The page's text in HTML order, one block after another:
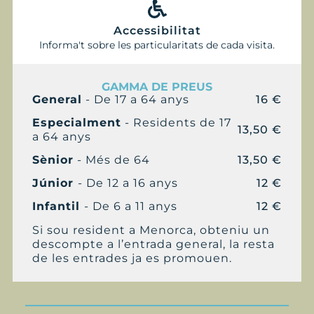
Accessibilitat
Informa't sobre les particularitats de cada visita.
GAMMA DE PREUS
General - De 17 a 64 anys
16 €
Especialment - Residents de 17
a 64 anys
13,50 €
Sènior - Més de 64
13,50 €
Júnior - De 12 a 16 anys
12 €
Infantil - De 6 a 11 anys
12 €
Si sou resident a Menorca, obteniu un
descompte a l’entrada general, la resta
de les entrades ja es promouen.